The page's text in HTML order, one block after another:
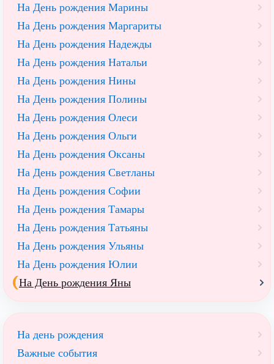
На День рождения Марины
На День рождения Маргариты
На День рождения Надежды
На День рождения Натальи
На День рождения Нины
На День рождения Полины
На День рождения Олеси
На День рождения Ольги
На День рождения Оксаны
На День рождения Светланы
На День рождения Софии
На День рождения Тамары
На День рождения Татьяны
На День рождения Ульяны
На День рождения Юлии
На День рождения Яны
На день рождения
Важные события